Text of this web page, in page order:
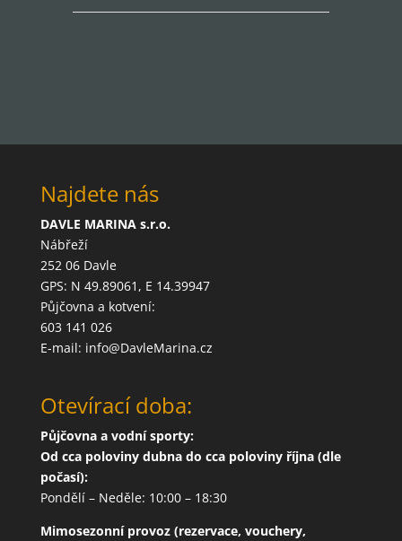
Najdete nás
DAVLE MARINA s.r.o.
Nábřeží
252 06 Davle
GPS: N 49.89061, E 14.39947
Půjčovna a kotvení:
603 141 026
E-mail: info@DavleMarina.cz
Otevírací doba:
Půjčovna a vodní sporty:
Od cca poloviny dubna do cca poloviny října (dle
počasí):
Pondělí – Neděle: 10:00 – 18:30
Mimosezonní provoz (rezervace, vouchery,